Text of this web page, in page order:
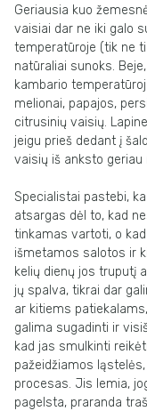
Geriausia kuo
vaisiai dar ne iki galo
temperatūroje (tik ne
natūraliai sunoks.
kambario
melionai, papajos,
citrusinių vaisių.
jeigu prieš dedant į
vaisių iš anksto geriau
Specialistai pastebi,
atsargas dėl to, kad
tinkamas vartoti, o
išmetamos salotos ir
kelių dienų jos truputį
jų spalva, tikrai dar
ar kitiems
galima sugadinti ir
kad jas smulkinti
pažeidžiamos
procesas. Jis lemia,
pagelsta, praranda